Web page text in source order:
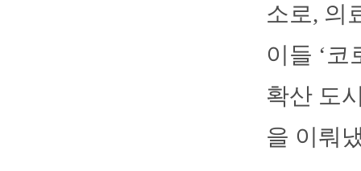
소로, 의
이들 ‘코
확산 도
을 이뤄